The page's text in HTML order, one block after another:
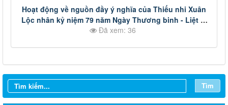
Hoạt động về nguồn đầy ý nghĩa của Thiếu nhi Xuân
Lộc nhân kỷ niệm 79 năm Ngày Thương binh - Liệt sĩ
(27/7/1947 - 27/7/2026).
Đã xem: 36
Tìm